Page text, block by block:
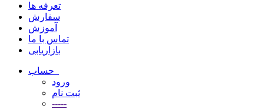
تعرفه ها
سفارش
آموزش
تماس با ما
بازاریابی
ورود
ثبت نام
-----